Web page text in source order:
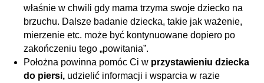
właśnie w chwili gdy mama trzyma swoje dziecko na
brzuchu. Dalsze badanie dziecka, takie jak ważenie,
mierzenie etc. może być kontynuowane dopiero po
zakończeniu tego „powitania”.
Położna powinna pomóc Ci w przystawieniu dziecka
do piersi, udzielić informacji i wsparcia w razie